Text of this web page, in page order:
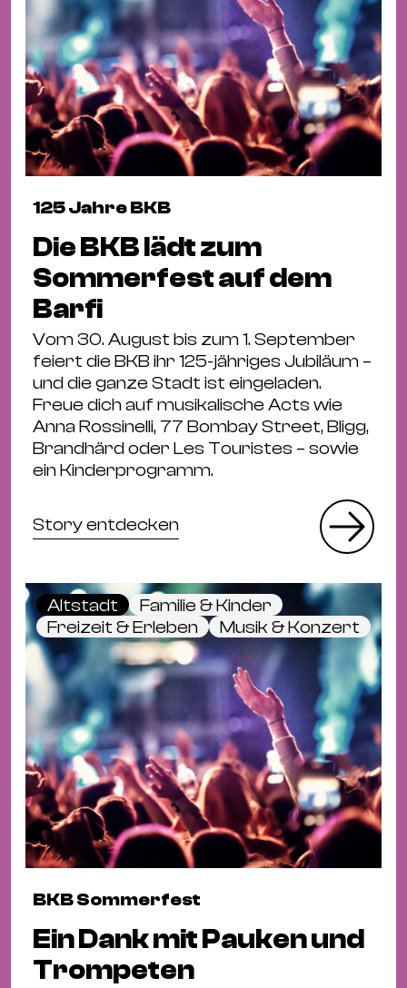
125 Jahre BKB
Die BKB lädt zum
Sommerfest auf dem
Barfi
Vom 30. August bis zum 1. September
feiert die BKB ihr 125-jähriges Jubiläum –
und die ganze Stadt ist eingeladen.
Freue dich auf musikalische Acts wie
Anna Rossinelli, 77 Bombay Street, Bligg,
Brandhärd oder Les Touristes – sowie
ein Kinderprogramm.
Story entdecken
Altstadt
Familie & Kinder
Freizeit & Erleben
Musik & Konzert
BKB Sommerfest
Ein Dank mit Pauken und
Trompeten